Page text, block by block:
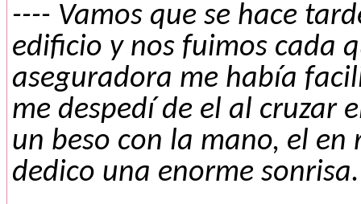
---- Vamos que se hace
edificio y nos fuimos cada
aseguradora me había
me despedí de el al cruzar
un beso con la mano, el
dedico una enorme sonrisa.